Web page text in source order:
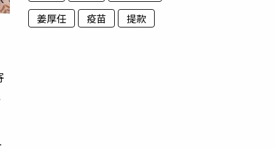
姜厚任
疫苗 提款